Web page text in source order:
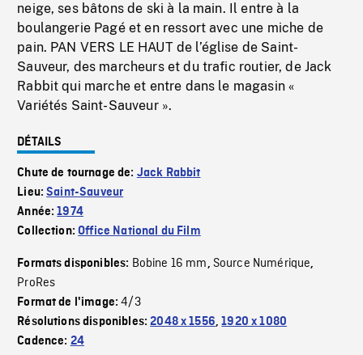
neige, ses bâtons de ski à la main. Il entre à la
boulangerie Pagé et en ressort avec une miche de
pain. PAN VERS LE HAUT de l’église de Saint-
Sauveur, des marcheurs et du trafic routier, de Jack
Rabbit qui marche et entre dans le magasin «
Variétés Saint-Sauveur ».
DÉTAILS
Chute de tournage de: Jack Rabbit
Lieu:Saint-Sauveur
Année:1974
Collection:Office National du Film
Formats disponibles: Bobine 16 mm, Source Numérique,
ProRes
Format de l'image:4/3
Résolutions disponibles:2048 x 1556,1920 x 1080
Cadence: 24